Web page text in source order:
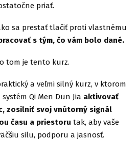
priať.
sa prestať tlačiť proti vlastnému
s tým, čo vám bolo dané.
tom je tento kurz.
a veľmi silný kurz, v ktorom
Qi Men Dun Jia aktivovať
zosilniť svoj vnútorný signál
času a priestoru tak, aby vaše
silu, podporu a jasnosť.